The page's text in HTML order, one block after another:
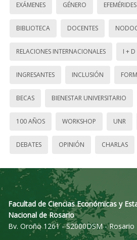
EXÁMENES GÉNERO EFEMÉRIDES
BIBLIOTECA DOCENTES
RELACIONES INTERNACIONALES I + D
INGRESANTES INCLUSIÓN
BECAS BIENESTAR UNIVERSITARIO
100 AÑOS WORKSHOP UNR
DEBATES OPINIÓN CHARLAS
Facultad de Ciencias Económicas y
Nacional de Rosario
Bv. Oroño 1261 - S2000DSM - Rosario